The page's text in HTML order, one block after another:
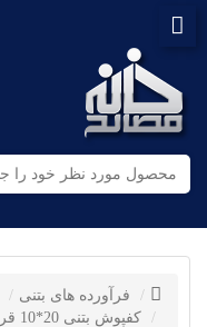
فرآورده های بتنی
کفپوش بتنی 20*10 قرمز